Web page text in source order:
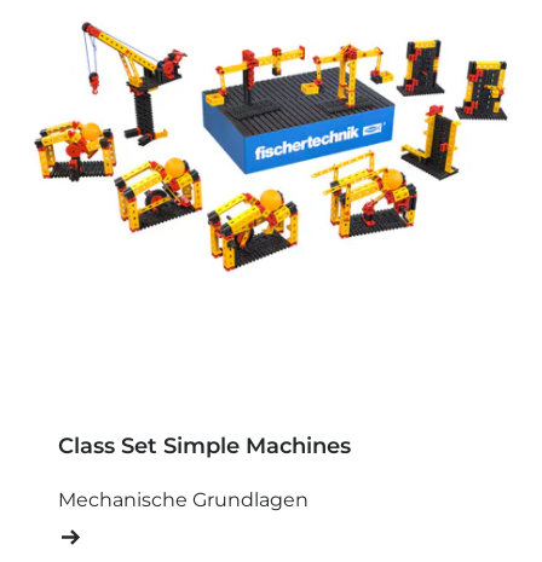
Class Set Simple Machines
Mechanische Grundlagen